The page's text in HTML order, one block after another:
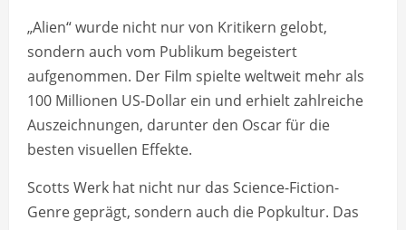
„Alien“ wurde nicht nur von Kritikern gelobt,
sondern auch vom Publikum begeistert
aufgenommen. Der Film spielte weltweit mehr als
100 Millionen US-Dollar ein und erhielt zahlreiche
Auszeichnungen, darunter den Oscar für die
besten visuellen Effekte.
Scotts Werk hat nicht nur das Science-Fiction-
Genre geprägt, sondern auch die Popkultur. Das